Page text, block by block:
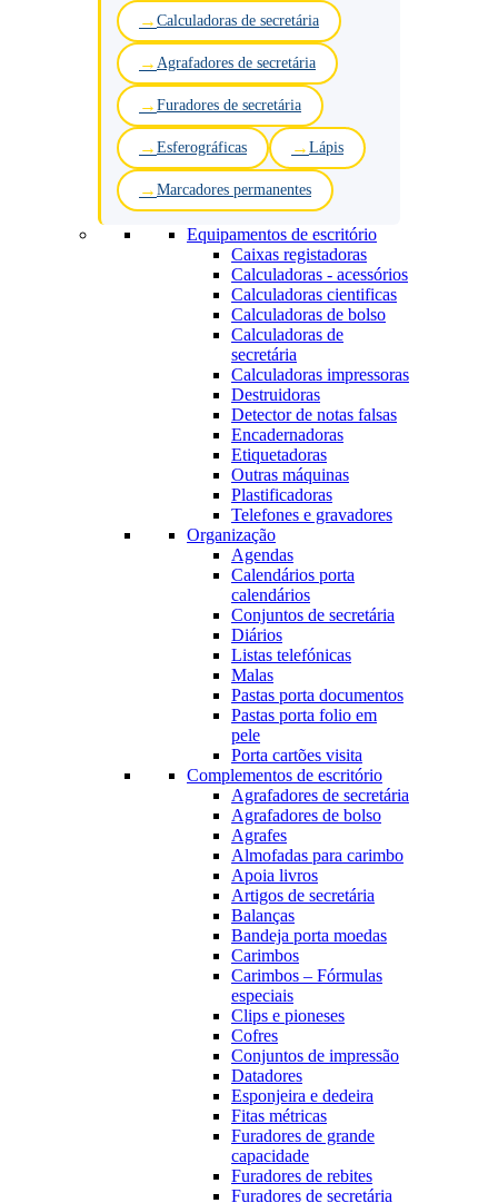
Calculadoras de secretária
Agrafadores de secretária
Furadores de secretária
Esferográficas Lápis
Marcadores permanentes
Equipamentos de escritório
Caixas registadoras
Calculadoras - acessórios
Calculadoras cientificas
Calculadoras de bolso
Calculadoras de
secretária
Calculadoras impressoras
Destruidoras
Detector de notas falsas
Encadernadoras
Etiquetadoras
Outras máquinas
Plastificadoras
Telefones e gravadores
Organização
Agendas
Calendários porta
calendários
Conjuntos de secretária
Diários
Listas telefónicas
Malas
Pastas porta documentos
Pastas porta folio em
pele
Porta cartões visita
Complementos de escritório
Agrafadores de secretária
Agrafadores de bolso
Agrafes
Almofadas para carimbo
Apoia livros
Artigos de secretária
Balanças
Bandeja porta moedas
Carimbos
Carimbos – Fórmulas
especiais
Clips e pioneses
Cofres
Conjuntos de impressão
Datadores
Esponjeira e dedeira
Fitas métricas
Furadores de grande
capacidade
Furadores de rebites
Furadores de secretária